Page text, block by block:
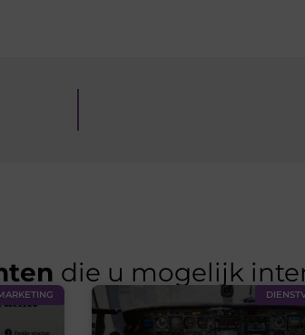
die u mogelijk